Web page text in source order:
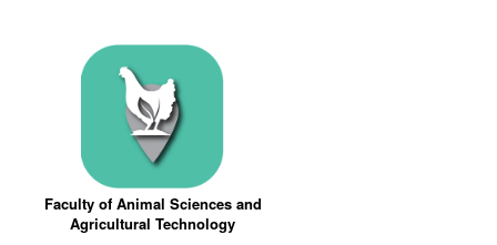
Faculty of Animal Sciences and
Agricultural Technology